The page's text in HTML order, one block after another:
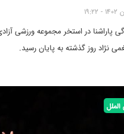
پاراشنا در استخر مجموعه ورزشی
نژاد روز گذشته به پایان رسید.